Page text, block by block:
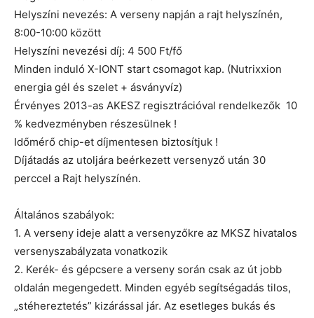
Helyszíni nevezés: A verseny napján a rajt helyszínén,
8:00-10:00 között
Helyszíni nevezési díj: 4 500 Ft/fő
Minden induló X-IONT start csomagot kap. (Nutrixxion
energia gél és szelet + ásványvíz)
Érvényes 2013-as AKESZ regisztrációval rendelkezők 10
% kedvezményben részesülnek !
Időmérő chip-et díjmentesen biztosítjuk !
Díjátadás az utoljára beérkezett versenyző után 30
perccel a Rajt helyszínén.
Általános szabályok:
1. A verseny ideje alatt a versenyzőkre az MKSZ hivatalos
versenyszabályzata vonatkozik
2. Kerék- és gépcsere a verseny során csak az út jobb
oldalán megengedett. Minden egyéb segítségadás tilos,
„stéhereztetés” kizárással jár. Az esetleges bukás és